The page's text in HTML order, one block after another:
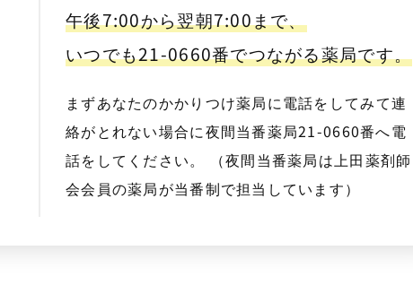
午後7:00から翌朝7:00まで、
いつでも21-0660番でつながる薬局です。
まずあなたのかかりつけ薬局に電話をしてみて連
絡がとれない場合に夜間当番薬局21-0660番へ電
話をしてください。 （夜間当番薬局は上田薬剤師
会会員の薬局が当番制で担当しています）